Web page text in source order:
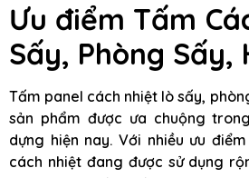
Ưu điểm Tấm
Sấy, Phòng Sấy,
Tấm panel cách nhiệt lò sấy,
sản phẩm được ưa chuộng
dựng hiện nay. Với nhiều ưu
cách nhiệt đang được sử dụng